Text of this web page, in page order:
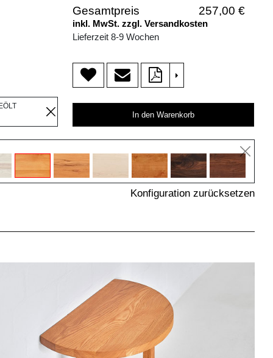
Gesamtpreis 257,00 €
inkl. MwSt. zzgl. Versandkosten
Lieferzeit 8-9 Wochen
>
In den Warenkorb
Konfiguration zurücksetzen